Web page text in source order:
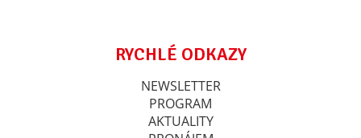
RYCHLÉ ODKAZY
NEWSLETTER
PROGRAM
AKTUALITY